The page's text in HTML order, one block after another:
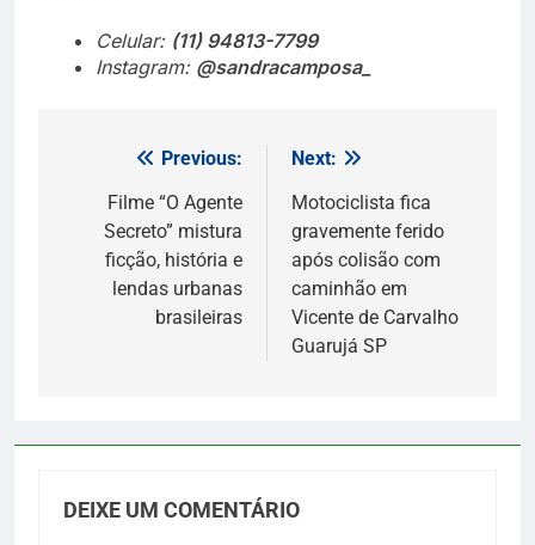
Celular: (11) 94813-7799
Instagram: @sandracamposa_
Navegação
Post
Previous:
Filme “O Agente
Secreto” mistura
ficção, história e
lendas urbanas
brasileiras
Next:
Motociclista fica
gravemente ferido
após colisão com
caminhão em
Vicente de Carvalho
Guarujá SP
DEIXE UM COMENTÁRIO